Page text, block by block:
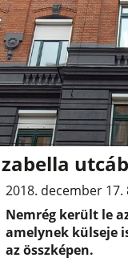
2018. december 17.
Nemrég került le
amelynek külseje
az összképen.